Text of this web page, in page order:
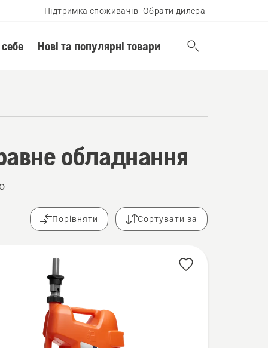
Підтримка споживачів Обрати дилера
Нові та популярні товари
обладнання
Порівняти Сортувати за